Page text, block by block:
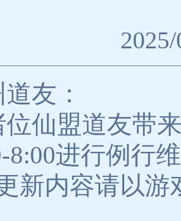
友：
位仙盟道友带
8:00进行例行
新内容请以游